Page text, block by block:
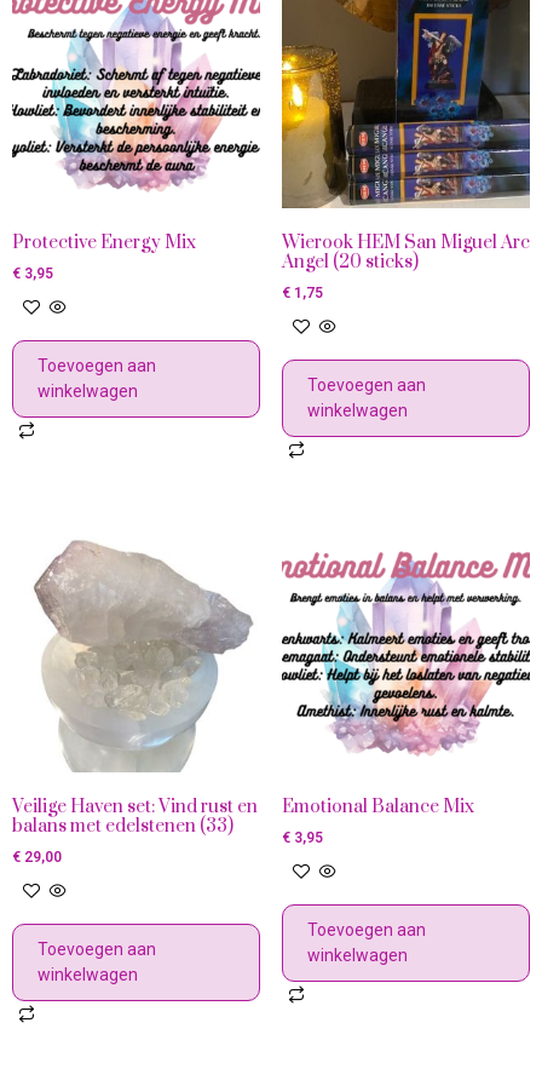
Protective Energy Mix
€ 3,95
Toevoegen aan
winkelwagen
Wierook HEM San Miguel Arc
Angel (20 sticks)
€1,75
Toevoegen aan
winkelwagen
Veilige Haven set: Vind rust en
balans met edelstenen (33)
€ 29,00
Toevoegen aan
winkelwagen
Emotional Balance Mix
€3,95
Toevoegen aan
winkelwagen